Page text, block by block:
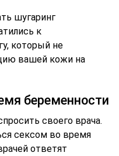
шугаринг
к
который не
вашей кожи на
беременности
своего врача.
сексом во время
ответят